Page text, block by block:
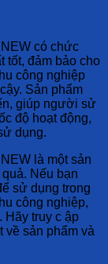
có chức
tốt, đảm bảo cho
công nghiệp
Sản phẩm
giúp người sử
độ hoạt động,
dụng.
là một sản
Nếu bạn
sử dụng trong
công nghiệp,
Hãy truy c ập
về sản phẩm và